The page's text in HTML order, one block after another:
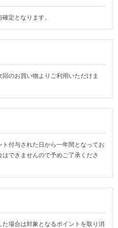
定となります。
のお買い物よりご利用いただけま
付与された日から一年間となってお
できませんので予めご了承くださ
場合は対象となるポイントを取り消